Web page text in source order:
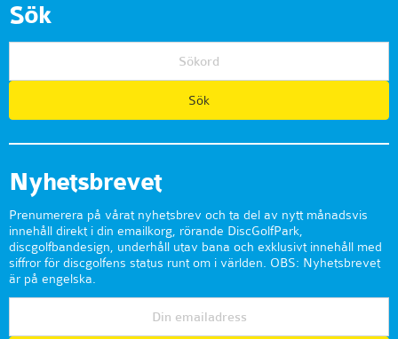
Sök
Nyhetsbrevet
Prenumerera på vårat nyhetsbrev och ta del av nytt månadsvis
innehåll direkt i din emailkorg, rörande DiscGolfPark,
discgolfbandesign, underhåll utav bana och exklusivt innehåll med
siffror för discgolfens status runt om i världen. OBS: Nyhetsbrevet
är på engelska.